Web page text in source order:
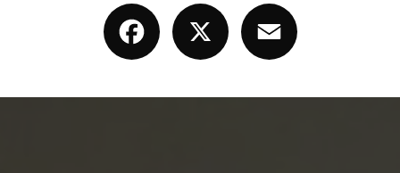
Facebook